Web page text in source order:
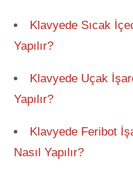
Klavyede Sıcak
Yapılır?
Klavyede Uçak
Yapılır?
Klavyede Feribot
Nasıl Yapılır?